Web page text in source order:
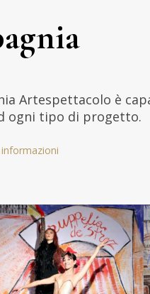
Artespettacolo è
ogni tipo di progetto.